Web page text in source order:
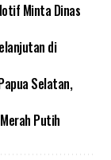
Minta Dinas
di
Selatan,
Putih